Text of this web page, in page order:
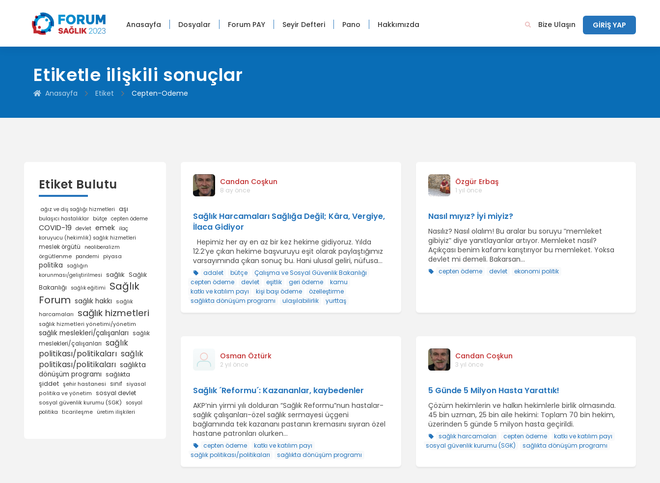
Anasayfa | Dosyalar | Forum PAY | Seyir Defteri | Pano | Hakkımızda Bize Ulaşın GİRİŞ YAP
Etiketle ilişkili sonuçlar
Anasayfa Etiket Cepten-Odeme
Etiket Bulutu
ağız ve diş sağlığı hizmetleri aşı
bulaşıcı hastalıklar bütçe cepten ödeme
COVID-19 devlet emek ilaç
koruyucu (hekimlik) sağlık hizmetleri
meslek örgütü neoliberalizm
örgütlenme pandemi piyasa
politika
sağlığın
korunması/geliştirilmesi sağlık Sağlık
Bakanlığı
sağlık eğitimi
Sağlık
Forum sağlık hakkı
sağlık
harcamaları
sağlık hizmetleri
sağlık hizmetleri yönetimi/yönetim
sağlık meslekleri/çalışanları
sağlık
meslekleri/çalışanları sağlık
politikası/politikaları sağlık
politikası/politikaları sağlıkta
dönüşüm programı sağlıkta
şiddet şehir hastanesi sınıf
siyasal
politika ve yönetim sosyal devlet
sosyal güvenlik kurumu (SGK)
sosyal
politika ticarileşme üretim ilişkileri
Candan Coşkun
8 ay önce
Sağlık Harcamaları Sağlığa Değil; Kâra, Vergiye,
İlaca Gidiyor
Hepimiz her ay en az bir kez hekime gidiyoruz. Yılda
12.2’ye çıkan hekime başvuruyu eşit olarak paylaştığımız
varsayımında çıkan sonuç bu. Hani ulusal geliri, nüfusa...
adalet bütçe
Çalışma ve Sosyal Güvenlik Bakanlığı
cepten ödeme
devlet eşitlik geri ödeme
kamu
katkı ve katılım payı
kişi başı ödeme
özelleştirme
sağlıkta dönüşüm programı
ulaşılabilirlik yurttaş
Özgür Erbaş
1 yıl önce
Nasıl mıyız? İyi miyiz?
Nasılız? Nasıl olalım! Bu aralar bu soruyu ʺmemleket
gibiyizʺ diye yanıtlayanlar artıyor. Memleket nasıl?
Açıkçası benim kafamı karıştırıyor bu memleket. Yoksa
devlet mi demeli. Bakarsan...
cepten ödeme devlet ekonomi politik
Osman Öztürk
2 yıl önce
Sağlık ´Reformu´: Kazananlar, kaybedenler
AKP’nin yirmi yılı dolduran “Sağlık Reformu”nun hastalar-
sağlık çalışanları-özel sağlık sermayesi üçgeni
bağlamında tek kazananı pastanın kremasını sıyıran özel
hastane patronları olurken…
cepten ödeme
katkı ve katılım payı
sağlık politikası/politikaları
sağlıkta dönüşüm programı
Candan Coşkun
3 yıl önce
5 Günde 5 Milyon Hasta Yarattık!
Çözüm hekimlerin ve halkın hekimlerle birlik olmasında.
45 bin uzman, 25 bin aile hekimi: Toplam 70 bin hekim,
üzerinden 5 günde 5 milyon hasta geçirildi.
sağlık harcamaları cepten ödeme
katkı ve katılım payı
sosyal güvenlik kurumu (SGK)
sağlıkta dönüşüm programı